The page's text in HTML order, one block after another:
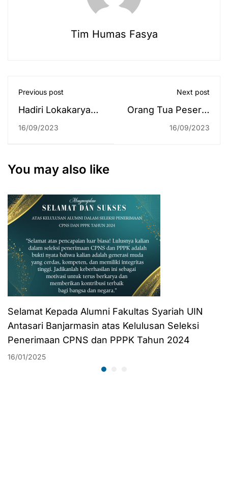
Tim Humas Fasya
Previous post
Hadiri Lokakarya
AIQA dan
di Bangkok, UIN
Penggalakkan
Kolaborasi
16/09/2023
Next post
Orang Tua Peserta
Upacara Wisuda
Masa Depan
16/09/2023
You may also like
Selamat Kepada Alumni Fakultas Syariah UIN
Antasari Banjarmasin atas Kelulusan Seleksi
Penerimaan CPNS dan PPPK Tahun 2024
16/01/2025